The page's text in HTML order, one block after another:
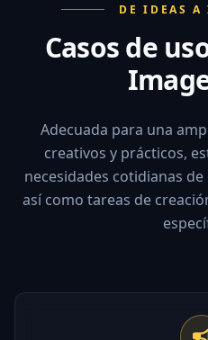
DE IDEAS A
Casos de
Adecuada para una
creativos y prácticos,
necesidades cotidianas
así como tareas de